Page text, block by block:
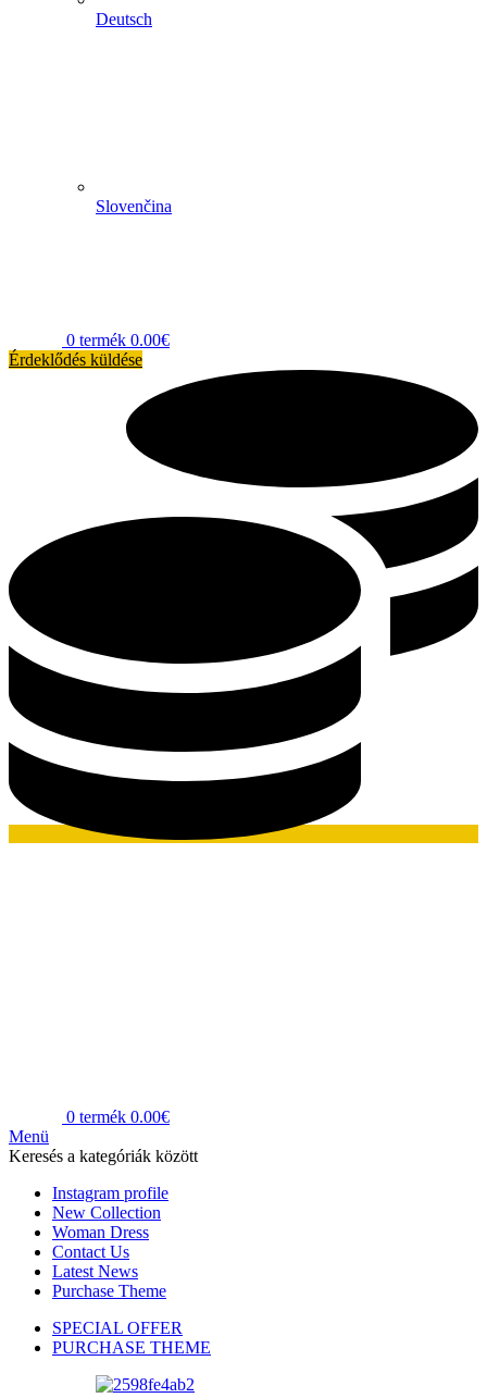
Deutsch
Slovenčina
0 termék 0.00€
Érdeklődés küldése
0 termék 0.00€
Menü
Keresés a kategóriák között
Instagram profile
New Collection
Woman Dress
Contact Us
Latest News
Purchase Theme
SPECIAL OFFER
PURCHASE THEME